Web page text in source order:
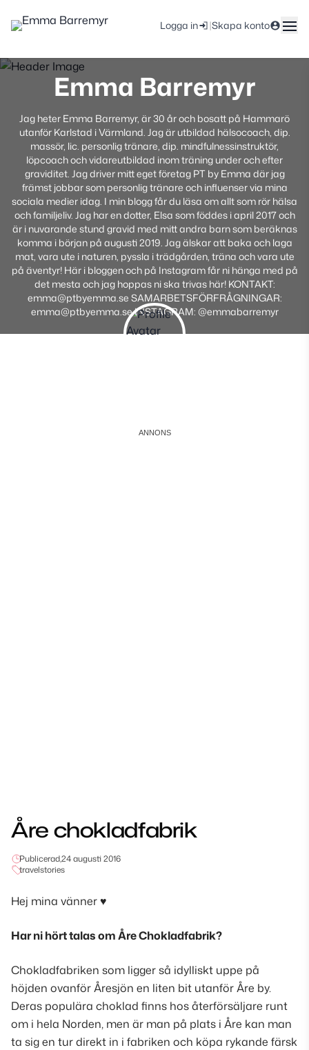
Logga in |Skapa konto
Emma Barremyr
Jag heter Emma Barremyr, är 30 år och bosatt på Hammarö
utanför Karlstad i Värmland. Jag är utbildad hälsocoach, dip.
massör, lic. personlig tränare, dip. mindfulnessinstruktör,
löpcoach och vidareutbildad inom träning under och efter
graviditet. Jag driver mitt eget företag PT by Emma där jag
främst jobbar som personlig tränare och influenser via mina
sociala medier idag. I min blogg får du läsa om allt som rör hälsa
och familjeliv. Jag har en dotter, Elsa som föddes i april 2017 och
är i nuvarande stund gravid med mitt andra barn som beräknas
komma i början på augusti 2019. Jag älskar att baka och laga
mat, vara ute i naturen, pyssla i trädgården, träna och vara ute
på äventyr! Här i bloggen och på Instagram får ni hänga med på
det mesta och jag hoppas ni ska trivas här! KONTAKT:
emma@ptbyemma.se SAMARBETSFÖRFRÅGNINGAR:
emma@ptbyemma.se INSTAGRAM: @emmabarremyr
Åre chokladfabrik
Publicerad,24 augusti 2016
travelstories
Hej mina vänner ♥
Har ni hört talas om Åre Chokladfabrik?
Chokladfabriken som ligger så idylliskt uppe på
höjden ovanför Åresjön en liten bit utanför Åre by.
Deras populära choklad finns hos återförsäljare runt
om i hela Norden, men är man på plats i Åre kan man
ta sig en tur direkt in i fabriken och köpa rykande färsk